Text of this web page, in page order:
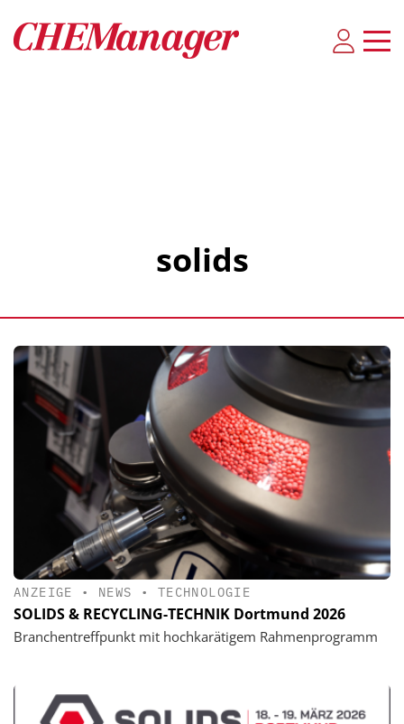
solids
ANZEIGE • NEWS • TECHNOLOGIE
SOLIDS & RECYCLING-TECHNIK Dortmund 2026
Branchentreffpunkt mit hochkarätigem Rahmenprogramm